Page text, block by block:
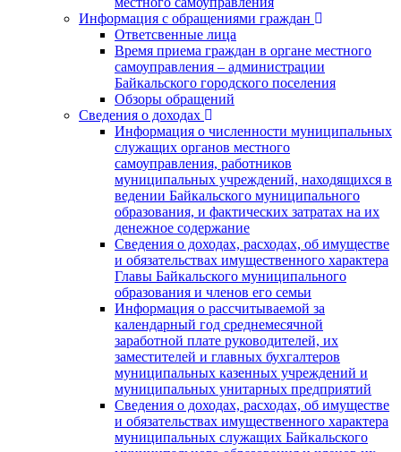
Информация с обращениями граждан
Ответсвенные лица
Время приема граждан в органе местного
самоуправления – администрации
Байкальского городского поселения
Обзоры обращений
Сведения о доходах
Информация о численности муниципальных
служащих органов местного
самоуправления, работников
муниципальных учреждений, находящихся в
ведении Байкальского муниципального
образования, и фактических затратах на их
денежное содержание
Сведения о доходах, расходах, об имуществе
и обязательствах имущественного характера
Главы Байкальского муниципального
образования и членов его семьи
Информация о рассчитываемой за
календарный год среднемесячной
заработной плате руководителей, их
заместителей и главных бухгалтеров
муниципальных казенных учреждений и
муниципальных унитарных предприятий
Сведения о доходах, расходах, об имуществе
и обязательствах имущественного характера
муниципальных служащих Байкальского